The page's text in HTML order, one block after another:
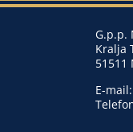
G.p.p.
Kralja
51511
E-mail: